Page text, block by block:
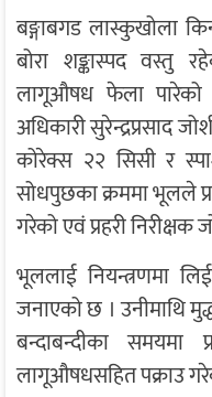
बङ्गाबगड लास्कुखोला
बोरा शङ्कास्पद वस्तु
लागूऔषध फेला पारेको
अधिकारी सुरेन्द्रप्रसाद
कोरेक्स २२ सिसी र
सोधपुछका क्रममा भूलले
गरेको एवं प्रहरी निरीक्षक
भूललाई नियन्त्रणमा
जनाएको छ । उनीमाथि
बन्दाबन्दीका समयमा
लागूऔषधसहित पक्राउ